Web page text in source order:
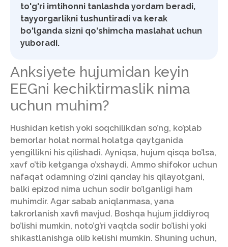
to'g'ri imtihonni tanlashda yordam beradi,
tayyorgarlikni tushuntiradi va kerak
bo'lganda sizni qo'shimcha maslahat uchun
yuboradi.
Anksiyete hujumidan keyin
EEGni kechiktirmaslik nima
uchun muhim?
Hushidan ketish yoki soqchilikdan so’ng, ko’plab
bemorlar holat normal holatga qaytganida
yengillikni his qilishadi. Ayniqsa, hujum qisqa bo’lsa,
xavf o’tib ketganga o’xshaydi. Ammo shifokor uchun
nafaqat odamning o’zini qanday his qilayotgani,
balki epizod nima uchun sodir bo’lganligi ham
muhimdir. Agar sabab aniqlanmasa, yana
takrorlanish xavfi mavjud. Boshqa hujum jiddiyroq
bo’lishi mumkin, noto’g’ri vaqtda sodir bo’lishi yoki
shikastlanishga olib kelishi mumkin. Shuning uchun,